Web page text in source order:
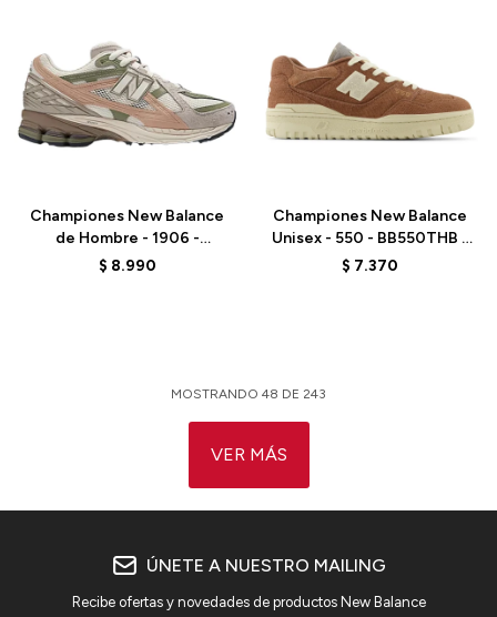
Championes New Balance
de Hombre - 1906 -
M1906NE - BEIGE
$ 8.990
Championes New Balance
Unisex - 550 - BB550THB -
BROWN
$ 7.370
MOSTRANDO 48 DE 243
VER MÁS
ÚNETE A NUESTRO MAILING
Recibe ofertas y novedades de productos New Balance